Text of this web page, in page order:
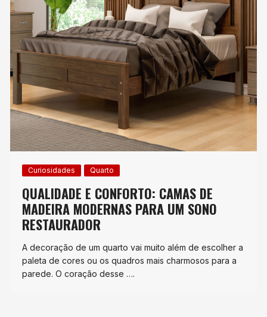
Curiosidades Quarto
QUALIDADE E CONFORTO: CAMAS DE
MADEIRA MODERNAS PARA UM SONO
RESTAURADOR
A decoração de um quarto vai muito além de escolher a
paleta de cores ou os quadros mais charmosos para a
parede. O coração desse ….